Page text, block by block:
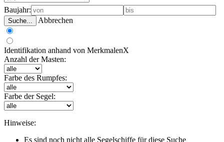
Baujahr:
Suche... Abbrechen
Identifikation anhand von MerkmalenX
Anzahl der Masten:
Farbe des Rumpfes:
Farbe der Segel:
Hinweise:
Es sind noch nicht alle Segelschiffe für diese Suche